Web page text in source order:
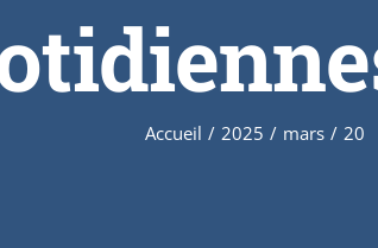
Accueil / 2025 / mars / 20